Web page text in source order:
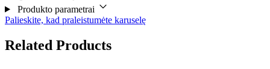
Produkto parametrai
Palieskite, kad praleistumėte karuselę
Related Products